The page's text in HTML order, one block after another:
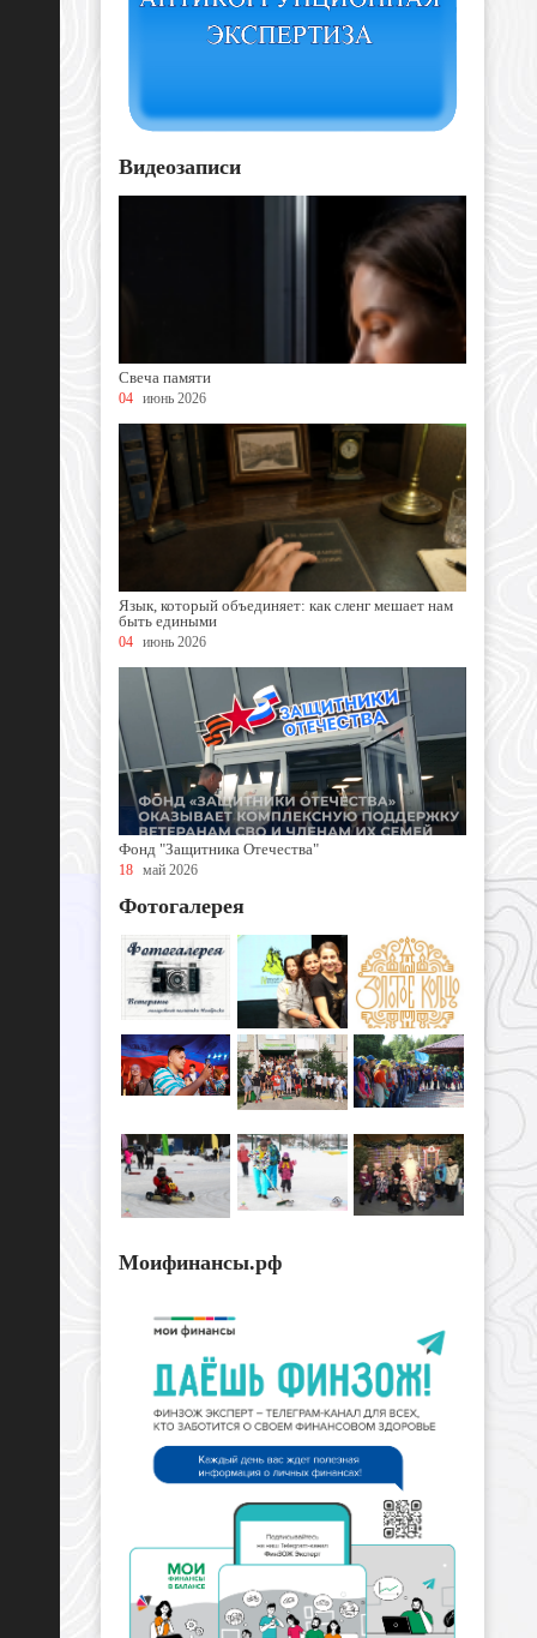
Видеозаписи
Свеча памяти
04 июнь 2026
Язык, который объединяет: как сленг мешает нам
быть едиными
04 июнь 2026
Фонд "Защитника Отечества"
18 май 2026
Фотогалерея
Моифинансы.рф